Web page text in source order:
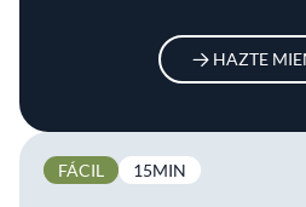
HAZTE
FÁCIL 15MIN